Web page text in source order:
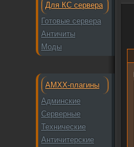
Для КС сервера
Готовые сервера
Античиты
Моды
AMXX-плагины
Админские
Серверные
Технические
Античитерские